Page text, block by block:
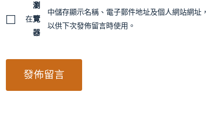
在
瀏
覽
器
中儲存顯示名稱、電子郵件地址及個人網站網址，
以供下次發佈留言時使用。